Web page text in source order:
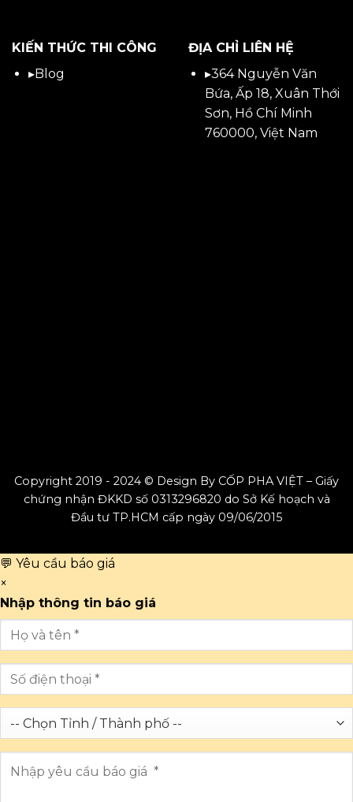
KIẾN THỨC THI CÔNG
▸Blog
ĐỊA CHỈ LIÊN HỆ
▸364 Nguyễn Văn
Bứa, Ấp 18, Xuân Thới
Sơn, Hồ Chí Minh
760000, Việt Nam
Copyright 2019 - 2024 © Design By CỐP PHA VIỆT – Giấy
chứng nhận ĐKKD số 0313296820 do Sở Kế hoạch và
Đầu tư TP.HCM cấp ngày 09/06/2015
💬 Yêu cầu báo giá
×
Nhập thông tin báo giá